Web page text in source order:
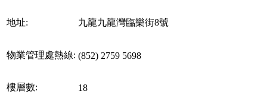
地址: 九龍九龍灣臨樂街8號
物業管理處熱線: (852) 2759 5698
樓層數: 18